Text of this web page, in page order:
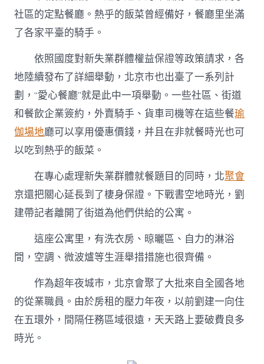
社區的定點餐廳。熱乎的飯菜曾經備好，餐廳里坐滿
了各家平臺的騎手。
依照國度對新失業群體權益保證等政策請求，各
地陸續發布了詳細舉動，北京市也出臺了一系列計
劃，“愛心餐廳”就是此中一項舉動。一些社區、街道
和餐飲企業簽約，外賣騎手、貨車司機等在這些餐瑜
伽場地廳可以享用優惠價錢，并且在非就餐時光也可
以吃到熱乎的飯菜。
在專心處理新失業群體就餐題目的同時，北聚會
京還把關心延長到了棲身保證。下戰書空地時光，劉
建帶記者離開了街道為他們供給的公寓。
這座公寓里，有洗衣房、晾曬區、自力的淋浴
間，空調、微波爐等生涯舉措措施也很齊備。
作為超年夜城市，北京會聚了大批來自全國各地
的從業職員。由於房租的壓力年夜，以前劉建一向住
在五環外，間隔任務區域很遠，天天路上要破費良多
時光。